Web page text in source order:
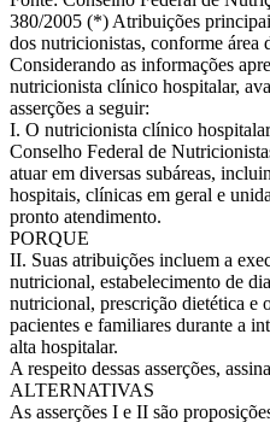
380/2005 (*) Atribuições
dos nutricionistas, conforme área
Considerando as informações
nutricionista clínico hospitalar,
asserções a seguir:
I. O nutricionista clínico
Conselho Federal de
atuar em diversas subáreas,
hospitais, clínicas em geral e
pronto atendimento.
PORQUE
II. Suas atribuições incluem a
nutricional, estabelecimento de
nutricional, prescrição dietética e
pacientes e familiares durante a
alta hospitalar.
A respeito dessas asserções,
ALTERNATIVAS
As asserções I e II são